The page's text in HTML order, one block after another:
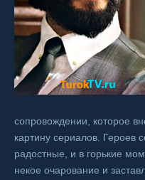
сопровождении, которое
картину сериалов. Героев
радостные, и в горькие
некое очарование и